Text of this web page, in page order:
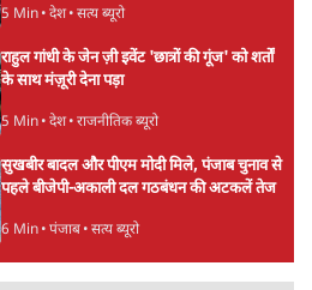
5 Min• देश• सत्य ब्यूरो
राहुल गांधी के जेन ज़ी इवेंट 'छात्रों की गूंज' को शर्तों
के साथ मंज़ूरी देना पड़ा
5 Min• देश• राजनीतिक ब्यूरो
सुखबीर बादल और पीएम मोदी मिले, पंजाब चुनाव से
पहले बीजेपी-अकाली दल गठबंधन की अटकलें तेज
6 Min• पंजाब• सत्य ब्यूरो